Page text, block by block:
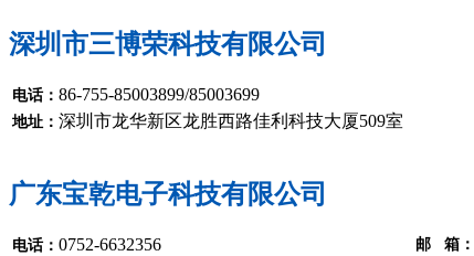
深圳市三博荣科技有限公司
电话： 86-755-85003899/85003699
地址： 深圳市龙华新区龙胜西路佳利科技大厦509室
广东宝乾电子科技有限公司
电话： 0752-6632356 邮 箱：